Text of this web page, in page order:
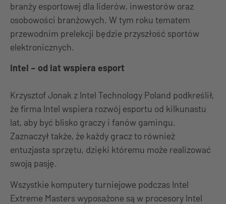
branży esportowej dla liderów, inwestorów oraz
osobowości branżowych. W tym roku tematem
przewodnim prelekcji będzie przyszłość sportów
elektronicznych.
Intel – od lat wspiera esport
Krzysztof Jonak z Intel Technology Poland podkreślił,
że firma Intel wspiera rozwój esportu od kilkunastu
lat, aby być blisko graczy i fanów gamingu.
Zaznaczył także, że każdy gracz to również
entuzjasta sprzętu, dzięki któremu może realizować
swoją pasję.
Wszystkie komputery turniejowe podczas Intel
Extreme Masters wyposażone są w procesory Intel